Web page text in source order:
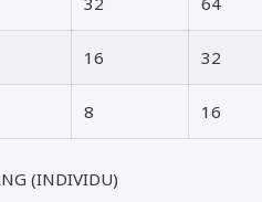
16 32
8 16
(INDIVIDU)